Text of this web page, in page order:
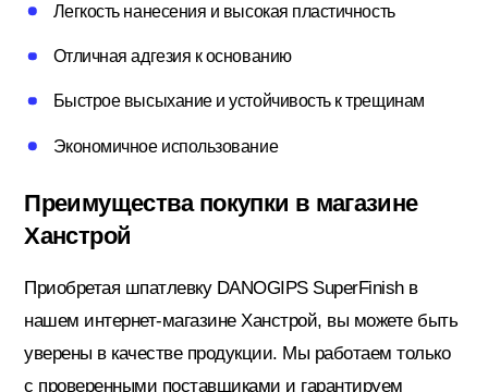
Стеклохолст; Клей для обоев
Строительные смеси
Строительный инструмент
Уголки; маяки
Легкость нанесения и высокая пластичность
Отличная адгезия к основанию
Быстрое высыхание и устойчивость к трещинам
Экономичное использование
Преимущества покупки в магазине
Ханстрой
Приобретая шпатлевку DANOGIPS SuperFinish в
нашем интернет-магазине Ханстрой, вы можете быть
уверены в качестве продукции. Мы работаем только
с проверенными поставщиками и гарантируем